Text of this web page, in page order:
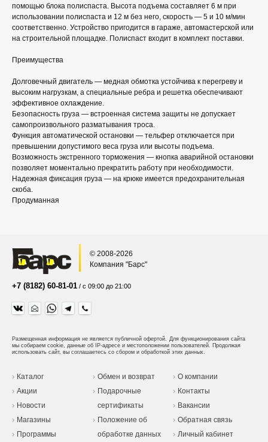
помощью блока полиспаста. Высота подъема составляет 6 м при
использовании полиспаста и 12 м без него, скорость — 5 и 10 м/мин
соответственно. Устройство пригодится в гараже, автомастерской или
на строительной площадке. Полиспаст входит в комплект поставки.
Преимущества
Долговечный двигатель — медная обмотка устойчива к перегреву и
высоким нагрузкам, а специальные ребра и решетка обеспечивают
эффективное охлаждение.
Безопасность груза — встроенная система защиты не допускает
самопроизвольного разматывания троса.
Функция автоматической остановки — тельфер отключается при
превышении допустимого веса груза или высоты подъема.
Возможность экстренного торможения — кнопка аварийной остановки
позволяет моментально прекратить работу при необходимости.
Надежная фиксация груза — на крюке имеется предохранительная
скоба.
Продуманная
© 2008-2026
Компания "Барс"
+7 (8182) 60-81-01 / с 09:00 до 21:00
Размещенная информация не является публичной офертой. Для функционирования сайта
мы собираем cookie, данные об IP-адресе и местоположении пользователей. Продолжая
использовать сайт, вы соглашаетесь со сбором и обработкой этих данных.
Каталог
Акции
Новости
Магазины
Программы
Обмен и возврат
Подарочные
сертификаты
Положение об
обработке данных
О компании
Контакты
Вакансии
Обратная связь
Личный кабинет